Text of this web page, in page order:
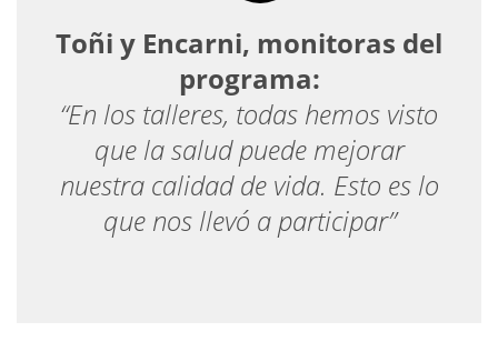
Toñi y Encarni, monitoras del
programa:
“En los talleres, todas hemos visto
que la salud puede mejorar
nuestra calidad de vida. Esto es lo
que nos llevó a participar”